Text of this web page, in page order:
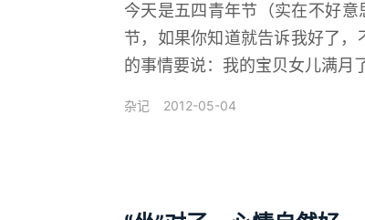
今天是五四青年节（实在不好
节，如果你知道就告诉我好了
的事情要说：我的宝贝女儿满月
杂记 2012-05-04